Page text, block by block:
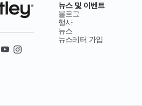
뉴스 및 이벤트
블로그
행사
뉴스
뉴스레터 가입